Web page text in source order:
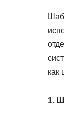
как
1.